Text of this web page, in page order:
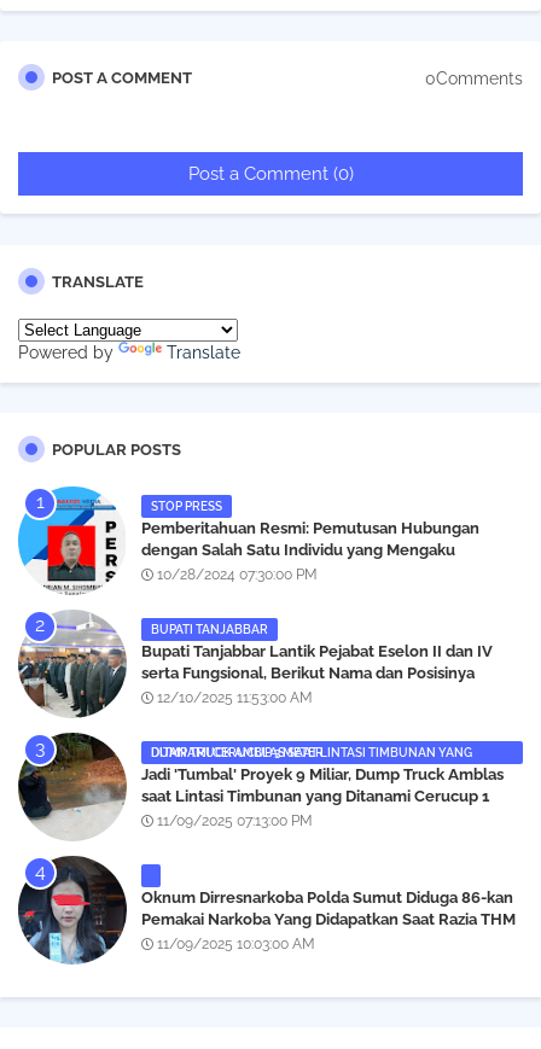
POST A COMMENT 0Comments
Post a Comment (0)
TRANSLATE
Powered by Translate
POPULAR POSTS
STOP PRESS
Pemberitahuan Resmi: Pemutusan Hubungan
dengan Salah Satu Individu yang Mengaku
Wartawan Analisismedia.com
10/28/2024 07:30:00 PM
BUPATI TANJABBAR
‎Bupati Tanjabbar Lantik Pejabat Eselon II dan IV
serta Fungsional, Berikut Nama dan Posisinya
12/10/2025 11:53:00 AM
DUMP TRUCK AMBLAS SAAT LINTASI TIMBUNAN YANG DITANAMI CERUCUP 3 METER
‎Jadi 'Tumbal' Proyek 9 Miliar, Dump Truck Amblas
saat Lintasi Timbunan yang Ditanami Cerucup 1
Meter
11/09/2025 07:13:00 PM
Oknum Dirresnarkoba Polda Sumut Diduga 86-kan
Pemakai Narkoba Yang Didapatkan Saat Razia THM
Black Owl, Propam Diminta Bertindak
11/09/2025 10:03:00 AM